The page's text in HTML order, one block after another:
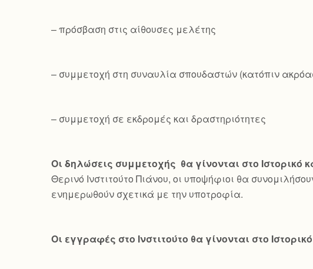
– πρόσβαση στις αίθουσες μελέτης
– συμμετοχή στη συναυλία σπουδαστών (κατόπιν
– συμμετοχή σε εκδρομές και δραστηριότητες
Οι δηλώσεις συμμετοχής θα γίνονται στο
Θερινό Ινστιτούτο Πιάνου, οι υποψήφιοι θα
ενημερωθούν σχετικά με την υποτροφία.
Οι εγγραφές στο Ινστιτούτο θα γίνονται στο